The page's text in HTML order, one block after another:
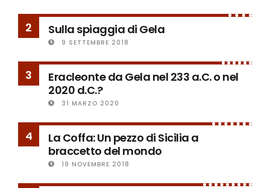
2 Sulla spiaggia di Gela
9 SETTEMBRE 2018
3
Eracleonte da Gela nel 233 a.C. o nel
2020 d.C.?
31 MARZO 2020
4
La Coffa: Un pezzo di Sicilia a
braccetto del mondo
19 NOVEMBRE 2018